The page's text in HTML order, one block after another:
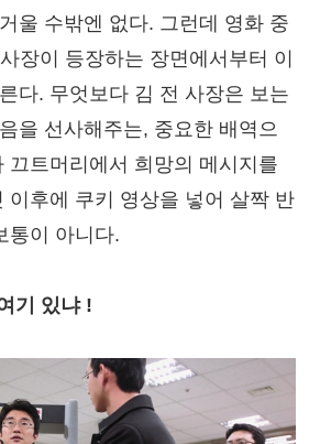
울 수밖엔 없다. 그런데 영화 중
장이 등장하는 장면에서부터 이
다. 무엇보다 김 전 사장은 보는
을 선사해주는, 중요한 배역으
끄트머리에서 희망의 메시지를
이후에 쿠키 영상을 넣어 살짝 반
통이 아니다.
기 있냐 !